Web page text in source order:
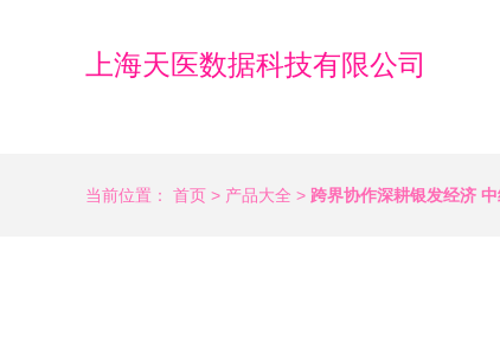
上海天医数据科技有限公司
当前位置： 首页 > 产品大全 > 跨界协作深耕银发经济